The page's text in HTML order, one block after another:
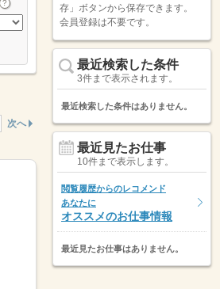
次へ
存」ボタンから保存できます。
会員登録は不要です。
最近検索した条件
3件まで表示されます。
最近検索した条件はありません。
最近見たお仕事
10件まで表示します。
閲覧履歴からのレコメンド
あなたに
オススメのお仕事情報
最近見たお仕事はありません。